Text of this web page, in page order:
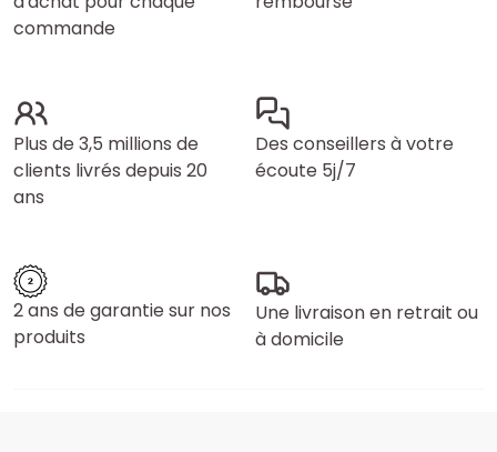
commande
Plus de 3,5 millions de
clients livrés depuis 20
ans
Des conseillers à votre
écoute 5j/7
2 ans de garantie sur nos
produits
Une livraison en retrait ou
à domicile